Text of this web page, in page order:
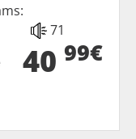
71
40 99€